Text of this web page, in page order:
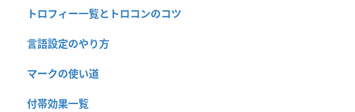
トロフィー一覧とトロコンのコツ
言語設定のやり方
マークの使い道
付帯効果一覧